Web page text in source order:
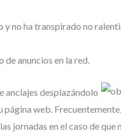
y no ha transpirado no
anuncios en la red.
anclajes desplazándolo
web. Frecuentemente,
jornadas en el caso de que